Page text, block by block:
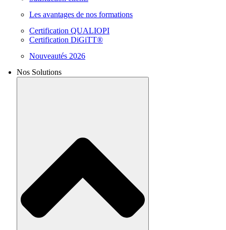
Les avantages de nos formations
Certification QUALIOPI
Certification DiGiTT®
Nouveautés 2026
Nos Solutions